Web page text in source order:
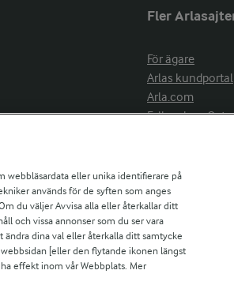
Fler
För ägare
Arlas kundportal
Arla.com
Falbygdens Ost
webbläsardata eller unika identifierare på
används för de syften som anges
du väljer Avvisa alla eller återkallar ditt
och vissa annonser som du ser vara
dina val eller återkalla ditt samtycke
[eller den flytande ikonen längst
effekt inom vår Webbplats. Mer